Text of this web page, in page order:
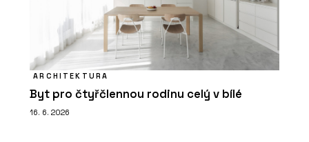
ARCHITEKTURA
Byt pro čtyřčlennou rodinu celý v bílé
16. 6. 2026